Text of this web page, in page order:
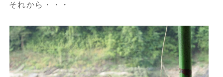
それから・・・